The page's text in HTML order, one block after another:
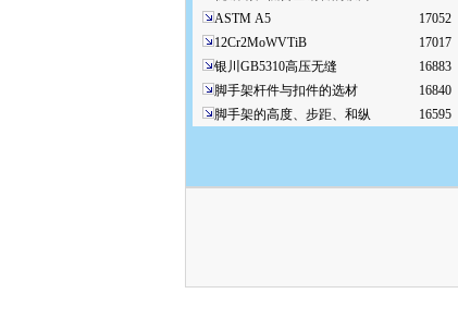
ASTM A5
17052
12Cr2MoWVTiB
17017
银川GB5310高压无缝
16883
脚手架杆件与扣件的选材
16840
脚手架的高度、步距、和纵
16595